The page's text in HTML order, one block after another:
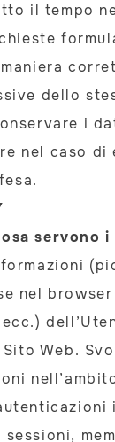
il tempo
dello
i
nel caso di
servono i
nel
Web.